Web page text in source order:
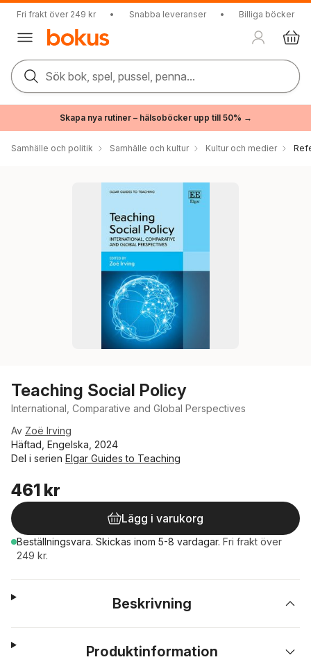
Fri frakt över 249 kr • Snabba leveranser • Billiga böcker
Sök bok, spel, pussel, penna...
Skapa nya rutiner – hälsoböcker upp till 50% →
Samhälle och politik Samhälle och kultur Kultur och medier
Teaching Social Policy
International, Comparative and Global Perspectives
Av Zoë Irving
Häftad, Engelska, 2024
Del i serien Elgar Guides to Teaching
461 kr
Lägg i varukorg
Beställningsvara. Skickas inom 5-8 vardagar. Fri frakt över
249 kr.
Beskrivning
Produktinformation